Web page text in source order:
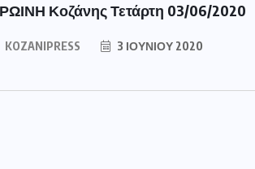
Κοζάνης Τετάρτη 03/06/2020
KOZANIPRESS 3 ΙΟΥΝΊΟΥ 2020